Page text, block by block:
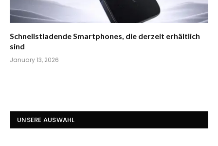
Schnellstladende Smartphones, die derzeit erhältlich
sind
January 13, 2026
UNSERE AUSWAHL